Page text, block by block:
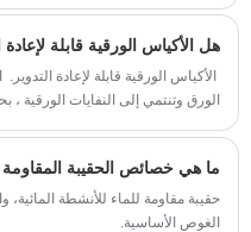
هل الأكياس الورقية قابلة لإعادة
الأكياس الورقية قابلة لإعادة
الورق وتنتمي إلى النفايات الورقية
ما هي خصائص الحقيبة المقاومة
حقيبة مقاومة للماء للأنشطة
الغوص الأساسية.